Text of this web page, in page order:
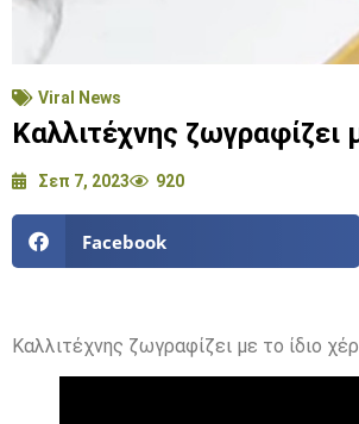
Viral News
Καλλιτέχνης ζωγραφίζει
Σεπ 7, 2023 920
Facebook
Καλλιτέχνης ζωγραφίζει με το ίδιο